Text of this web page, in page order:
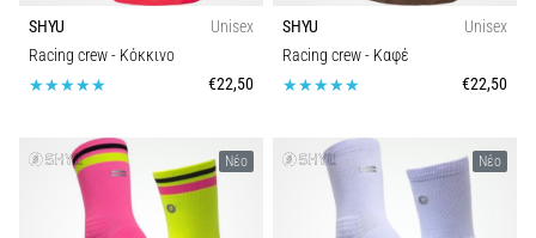
SHYU
Unisex
Racing crew- Κόκκινο
€22,50
SHYU
Unisex
Racing crew- Καφέ
€22,50
Νέο Νέο